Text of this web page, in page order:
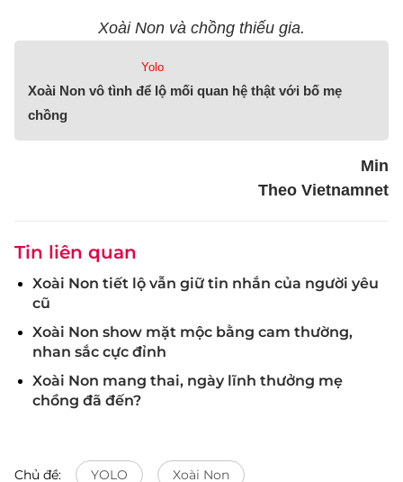
Xoài Non và chồng thiếu gia.
Yolo
Xoài Non vô tình để lộ mối quan hệ thật với bố mẹ
chồng
Min
Theo Vietnamnet
Tin liên quan
Xoài Non tiết lộ vẫn giữ tin nhắn của người yêu
cũ
Xoài Non show mặt mộc bằng cam thường,
nhan sắc cực đỉnh
Xoài Non mang thai, ngày lĩnh thưởng mẹ
chồng đã đến?
Chủ đề: YOLO Xoài Non